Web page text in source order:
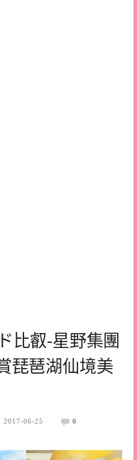
比叡-星野集團
琵琶湖仙境美
2017-06-25 0